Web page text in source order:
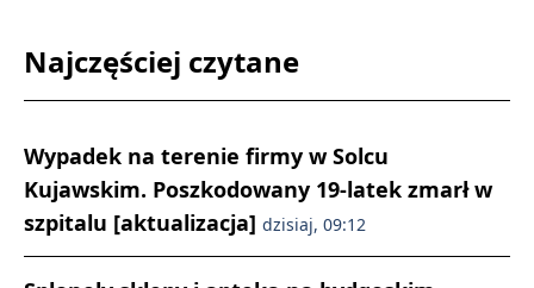
Najczęściej czytane
Wypadek na terenie firmy w Solcu
Kujawskim. Poszkodowany 19-latek zmarł w
szpitalu [aktualizacja] dzisiaj, 09:12